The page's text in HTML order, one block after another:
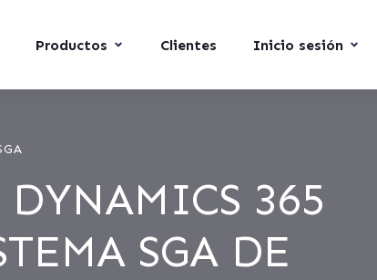
Productos Clientes Inicio sesión
365
SGA DE